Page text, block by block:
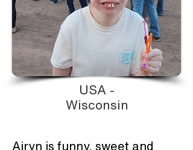
USA -
Wisconsin
Airyn is funny, sweet and